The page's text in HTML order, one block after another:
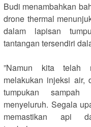
‎Budi menambahkan
drone thermal
dalam lapisan
tantangan tersendiri
‎”Namun kita telah
melakukan injeksi air,
tumpukan sampah
menyeluruh. Segala
memastikan api